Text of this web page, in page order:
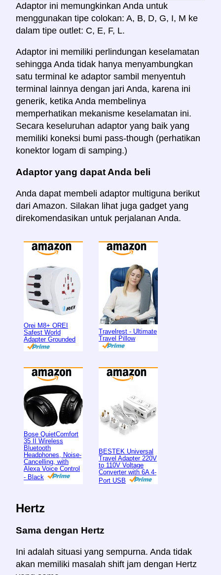
Adaptor ini memungkinkan Anda untuk
menggunakan tipe colokan: A, B, D, G, I, M ke
dalam tipe outlet: C, E, F, L.
Adaptor ini memiliki perlindungan keselamatan
sehingga Anda tidak hanya menyambungkan
satu terminal ke adaptor sambil menyentuh
terminal lainnya dengan jari Anda, karena ini
generik, ketika Anda membelinya
memperhatikan mekanisme keselamatan ini.
Secara keseluruhan adaptor yang baik yang
memiliki koneksi bumi pass-though (perhatikan
konektor logam di samping.)
Adaptor yang dapat Anda beli
Anda dapat membeli adaptor multiguna berikut
dari Amazon. Silakan lihat juga gadget yang
direkomendasikan untuk perjalanan Anda.
Orei M8+ OREI
Safest World
Adapter Grounded
Travelrest - Ultimate
Travel Pillow
Bose QuietComfort
35 II Wireless
Bluetooth
Headphones, Noise-
Cancelling, with
Alexa Voice Control
- Black
BESTEK Universal
Travel Adapter 220V
to 110V Voltage
Converter with 6A 4-
Port USB
Hertz
Sama dengan Hertz
Ini adalah situasi yang sempurna. Anda tidak
akan memiliki masalah shift jam dengan Hertz